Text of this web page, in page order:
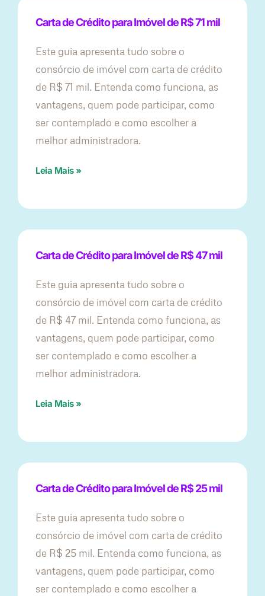
Carta de Crédito para Imóvel de R$ 71 mil
Este guia apresenta tudo sobre o
consórcio de imóvel com carta de crédito
de R$ 71 mil. Entenda como funciona, as
vantagens, quem pode participar, como
ser contemplado e como escolher a
melhor administradora.
Leia Mais »
Carta de Crédito para Imóvel de R$ 47 mil
Este guia apresenta tudo sobre o
consórcio de imóvel com carta de crédito
de R$ 47 mil. Entenda como funciona, as
vantagens, quem pode participar, como
ser contemplado e como escolher a
melhor administradora.
Leia Mais »
Carta de Crédito para Imóvel de R$ 25 mil
Este guia apresenta tudo sobre o
consórcio de imóvel com carta de crédito
de R$ 25 mil. Entenda como funciona, as
vantagens, quem pode participar, como
ser contemplado e como escolher a